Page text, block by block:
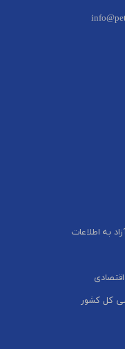
به اطلاعات
کل کشور